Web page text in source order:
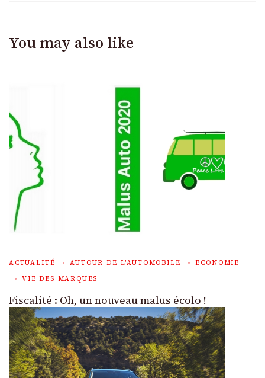
You may also like
ACTUALITÉ AUTOUR DE L'AUTOMOBILE
ECONOMIE
VIE DES MARQUES
Fiscalité : Oh, un nouveau malus écolo !